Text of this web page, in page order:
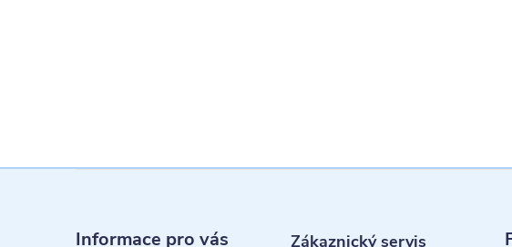
Informace pro vás Zákaznický servis